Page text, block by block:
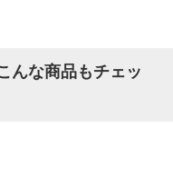
んな商品もチェッ